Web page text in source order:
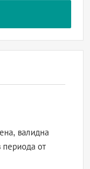
валидна
периода от